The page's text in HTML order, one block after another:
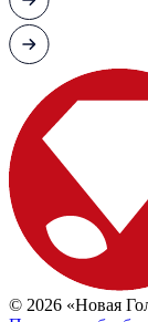
© 2026 «Новая